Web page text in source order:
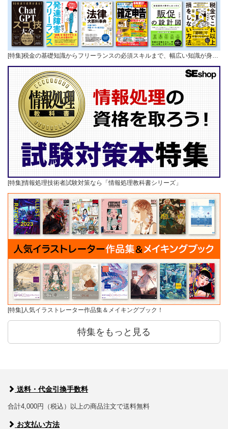
[特集]税金の基礎知識からフリーランスの必須スキルまで、幅広い知識が身…
[特集]情報処理技術者試験対策なら「情報処理教科書シリーズ」
[特集]人気イラストレーター作品集＆メイキングブック！
特集をもっと見る
送料・代金引換手数料
合計4,000円（税込）以上の商品注文で送料無料
お支払い方法